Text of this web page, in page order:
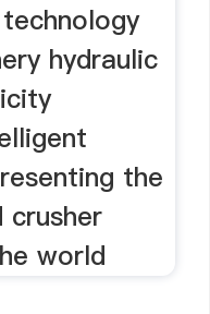
hydraulic
the
crusher
world